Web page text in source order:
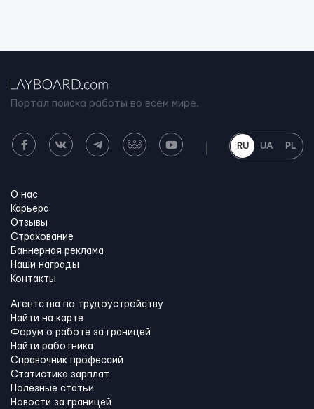
Портал поиска работы во всем мире.
RU UA PL
О нас
Карьера
Отзывы
Страхование
Баннерная реклама
Наши награды
Контакты
Агентства по трудоустройству
Найти на карте
Форум о работе за границей
Найти работника
Справочник профессий
Статистика зарплат
Полезные статьи
Новости за границей